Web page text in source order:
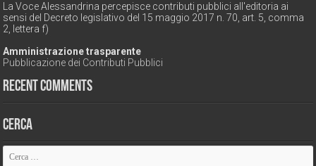
La Voce Alessandrina percepisce contributi pubblici all'editoria ai
sensi del Decreto legislativo del 15 maggio 2017 n. 70, art. 5, comma
2, lettera f)
Amministrazione trasparente
Pubblicazione dei Contributi Pubblici
Recent Comments
Cerca